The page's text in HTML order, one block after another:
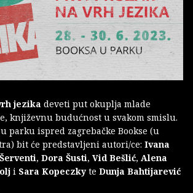
jezika deveti put okuplja mlade
književnu budućnost u svakom smislu.
parku ispred zagrebačke Bookse (u
bit će predstavljeni autori/ce: Ivana
, Dora Šusti, Vid Bešlić, Alena
i Sara Kopeczkyte Dunja Bahtijarević